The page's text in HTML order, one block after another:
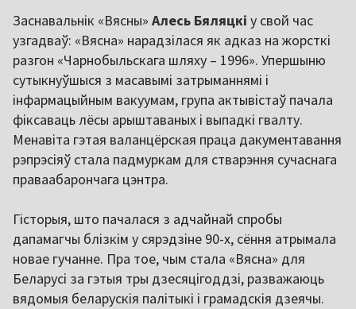
Заснавальнік «Вясны» Алесь Бяляцкі у свой час
узгадваў: «Вясна» нарадзілася як адказ на жорсткі
разгон «Чарнобыльскага шляху – 1996». Упершыню
сутыкнуўшыся з масавымі затрыманнямі і
інфармацыйным вакуумам, група актывістаў пачала
фіксаваць лёсы арыштаваных і выпадкі гвалту.
Менавіта гэтая валанцёрская праца дакументавання
рэпрэсіяў стала падмуркам для стварэння сучаснага
праваабарончага цэнтра.
Гісторыя, што пачалася з адчайнай спробы
дапамагчы блізкім у сярэдзіне 90-х, сёння атрымала
новае гучанне. Пра тое, чым стала «Вясна» для
Беларусі за гэтыя тры дзесяцігоддзі, разважаюць
вядомыя беларускія палітыкі і грамадскія дзеячы.